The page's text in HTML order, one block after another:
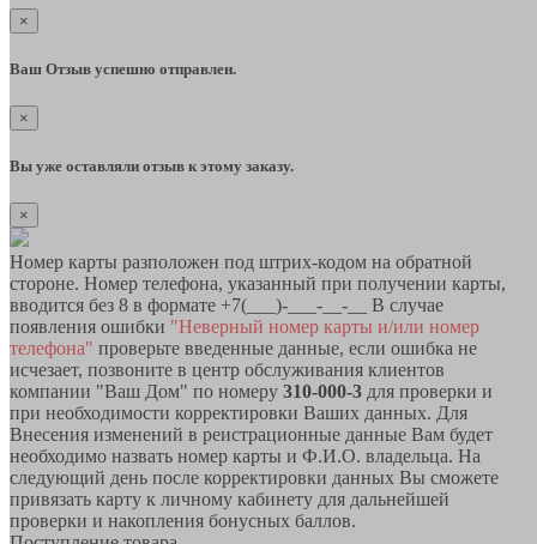
×
Ваш Отзыв успешно отправлен.
×
Вы уже оставляли отзыв к этому заказу.
×
Номер карты разположен под штрих-кодом на обратной
стороне. Номер телефона, указанный при получении карты,
вводится без 8 в формате +7(___)-___-__-__ В случае
появления ошибки "Неверный номер карты и/или номер
телефона" проверьте введенные данные, если ошибка не
исчезает, позвоните в центр обслуживания клиентов
компании "Ваш Дом" по номеру 310-000-3 для проверки и
при необходимости корректировки Ваших данных. Для
Внесения изменений в реистрационные данные Вам будет
необходимо назвать номер карты и Ф.И.О. владельца. На
следующий день после корректировки данных Вы сможете
привязать карту к личному кабинету для дальнейшей
проверки и накопления бонусных баллов.